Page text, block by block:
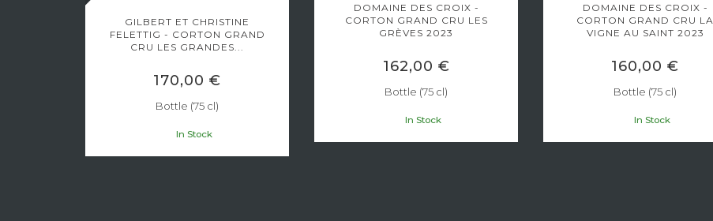
GILBERT ET CHRISTINE
FELETTIG - CORTON GRAND
CRU LES GRANDES...
170,00 €
Bottle (75 cl)
In Stock
DOMAINE DES CROIX -
CORTON GRAND CRU LES
GRÈVES 2023
162,00 €
Bottle (75 cl)
In Stock
DOMAINE DES CROIX -
CORTON GRAND CRU LA
VIGNE AU SAINT 2023
160,00 €
Bottle (75 cl)
In Stock